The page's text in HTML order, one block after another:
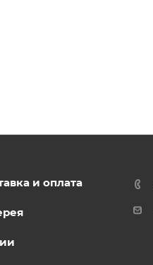
и оплата